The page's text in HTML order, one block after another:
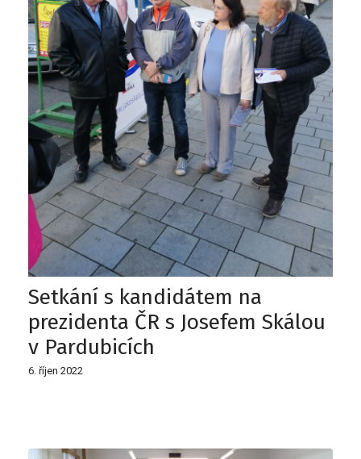
Setkání s kandidátem na
prezidenta ČR s Josefem Skálou
v Pardubicích
6. říjen 2022